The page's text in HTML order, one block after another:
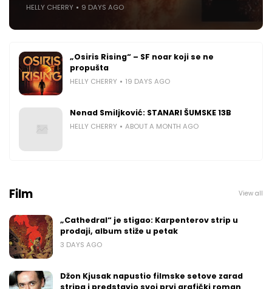
HELLY CHERRY 9 DAYS AGO
„Osiris Rising“ – SF noar koji se ne
propušta
HELLY CHERRY 19 DAYS AGO
Nenad Smiljković: STANARI ŠUMSKE 13B
HELLY CHERRY ABOUT A MONTH AGO
Film View all
„Cathedral“ je stigao: Karpenterov strip u
prodaji, album stiže u petak
3 DAYS AGO
Džon Kjusak napustio filmske setove zarad
stripa i predstavio svoj prvi grafički roman